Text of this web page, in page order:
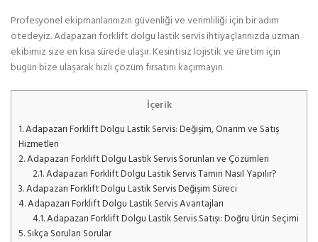
Profesyonel ekipmanlarınızın güvenliği ve verimliliği için bir adım
ötedeyiz. Adapazarı forklift dolgu lastik servis ihtiyaçlarınızda uzman
ekibimiz size en kısa sürede ulaşır. Kesintisiz lojistik ve üretim için
bugün bize ulaşarak hızlı çözüm fırsatını kaçırmayın.
İçerik
1.Adapazarı Forklift Dolgu Lastik Servis: Değişim, Onarım ve Satış
Hizmetleri
2.Adapazarı Forklift Dolgu Lastik Servis Sorunları ve Çözümleri
2.1.Adapazarı Forklift Dolgu Lastik Servis Tamiri Nasıl Yapılır?
3.Adapazarı Forklift Dolgu Lastik Servis Değişim Süreci
4.Adapazarı Forklift Dolgu Lastik Servis Avantajları
4.1.Adapazarı Forklift Dolgu Lastik Servis Satışı: Doğru Ürün Seçimi
5.Sıkça Sorulan Sorular